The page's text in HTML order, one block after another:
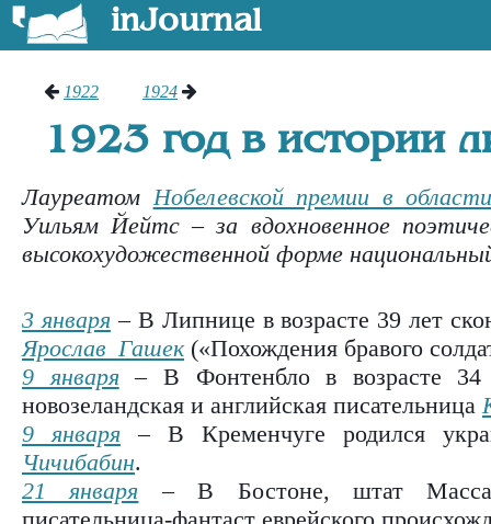
inJournal
1922 1924
1923 год в истории
ЛауреатомНобелевской премии в
Уильям Йейтс – за вдохновенное
высокохудожественной форме
3 января– В Липнице в возрасте 39 лет
Ярослав Гашек(«Похождения бравого
9 января– В Фонтенбло в возрасте 34
новозеландская и английская писательница
9 января – В Кременчуге родился
Чичибабин.
21 января – В Бостоне, штат